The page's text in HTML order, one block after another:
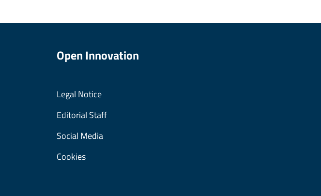
Open Innovation
Legal Notice
Editorial Staff
Social Media
Cookies